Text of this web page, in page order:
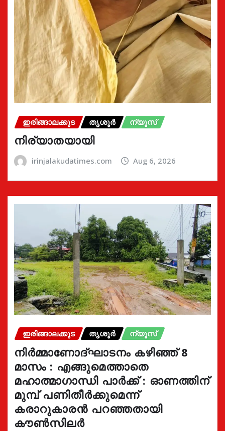
ഇരിങ്ങാലക്കുട തൃശൂർ ന്യൂസ്
നിര്യാതയായി
irinjalakudatimes.com Aug 6, 2026
ഇരിങ്ങാലക്കുട തൃശൂർ ന്യൂസ്
നിർമ്മാണോദ്ഘാടനം കഴിഞ്ഞ് 8
മാസം : എങ്ങുമെത്താതെ
മഹാത്മാഗാന്ധി പാർക്ക് : ഓണത്തിന്
മുമ്പ് പണിതീർക്കുമെന്ന്
കരാറുകാരൻ പറഞ്ഞതായി
കൗൺസിലർ